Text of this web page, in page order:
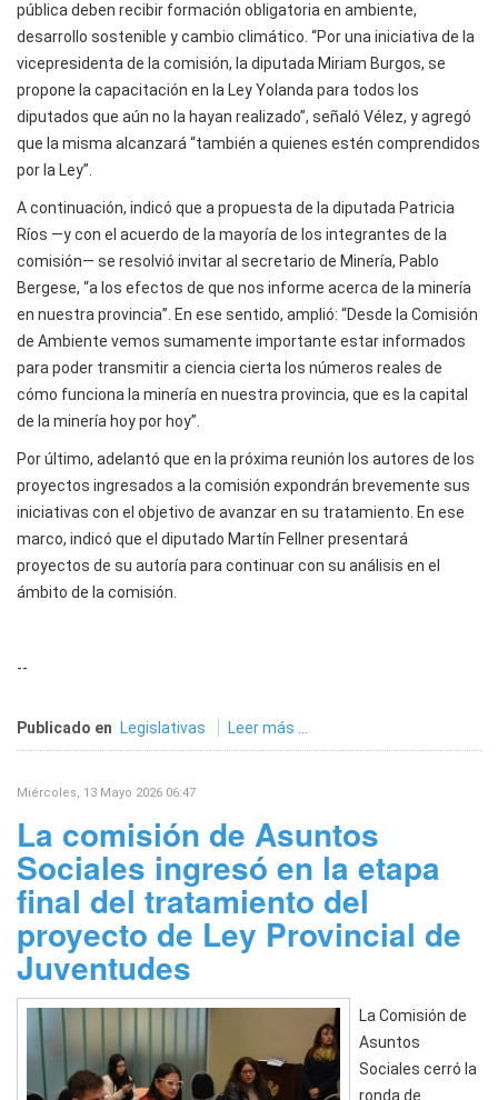
pública deben recibir formación obligatoria en ambiente,
desarrollo sostenible y cambio climático. “Por una iniciativa de la
vicepresidenta de la comisión, la diputada Miriam Burgos, se
propone la capacitación en la Ley Yolanda para todos los
diputados que aún no la hayan realizado”, señaló Vélez, y agregó
que la misma alcanzará “también a quienes estén comprendidos
por la Ley”.
A continuación, indicó que a propuesta de la diputada Patricia
Ríos —y con el acuerdo de la mayoría de los integrantes de la
comisión— se resolvió invitar al secretario de Minería, Pablo
Bergese, “a los efectos de que nos informe acerca de la minería
en nuestra provincia”. En ese sentido, amplió: “Desde la Comisión
de Ambiente vemos sumamente importante estar informados
para poder transmitir a ciencia cierta los números reales de
cómo funciona la minería en nuestra provincia, que es la capital
de la minería hoy por hoy”.
Por último, adelantó que en la próxima reunión los autores de los
proyectos ingresados a la comisión expondrán brevemente sus
iniciativas con el objetivo de avanzar en su tratamiento. En ese
marco, indicó que el diputado Martín Fellner presentará
proyectos de su autoría para continuar con su análisis en el
ámbito de la comisión.
--
Publicado en Legislativas Leer más ...
Miércoles, 13 Mayo 2026 06:47
La comisión de Asuntos
Sociales ingresó en la etapa
final del tratamiento del
proyecto de Ley Provincial de
Juventudes
La Comisión de
Asuntos
Sociales cerró la
ronda de